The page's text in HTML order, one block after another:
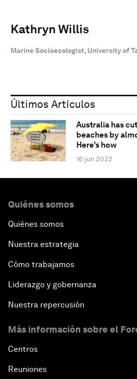
Kathryn Willis
Marine Socioecologist, University of
Últimos Artículos
Australia has
beaches by
Here's how
16 jun 2022
Quiénes somos
Quiénes somos
Nuestra estrategia
Cómo trabajamos
Liderazgo y gobernanza
Nuestra repercusión
Más información sobre el
Centros
Reuniones